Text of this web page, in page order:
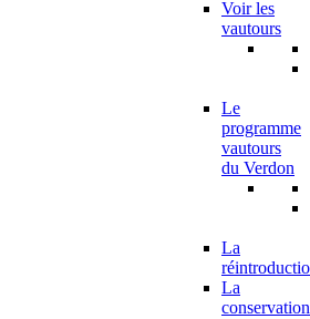
Voir les
vautours
Le
programme
vautours
du Verdon
La
La
conservation